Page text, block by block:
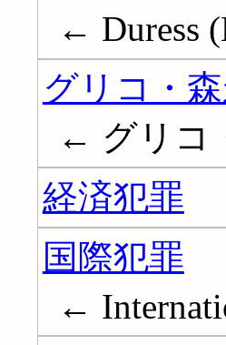
← Duress
グリコ・
← グリコ
経済犯罪
国際犯罪
←